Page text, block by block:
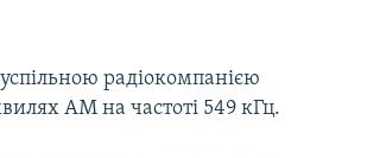
радіокомпанією
АМ на частоті 549 кГц.